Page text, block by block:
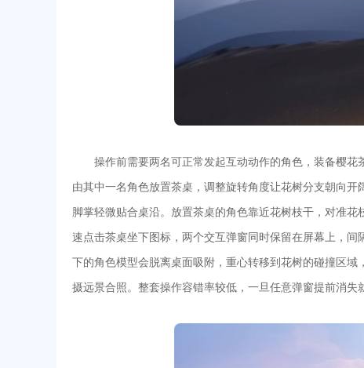
操作前需要两名可正常发起互动动作的角色，装备樱
由其中一名角色放置茶桌，调整旋转角度让花树分支朝向
脚掌轻微贴合桌沿。放置茶桌的角色靠近花树枝干，对准
速点击茶桌坐下图标，两个交互弹窗同时保留在屏幕上，
下的角色模型会脱离桌面吸附，重心转移到花树的碰撞区
摄远景合照。整套操作容错率较低，一旦任意弹窗提前消失